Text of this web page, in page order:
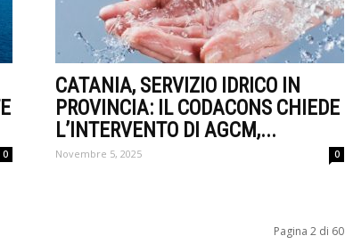
0
CATANIA, SERVIZIO IDRICO IN
PROVINCIA: IL CODACONS CHIEDE
L’INTERVENTO DI AGCM,...
Novembre 5, 2025 0
Pagina 2 di 60